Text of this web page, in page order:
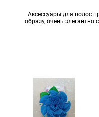
Аксессуары для волос
образу, очень элегантно